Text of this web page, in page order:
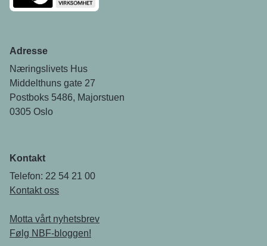
Adresse
Næringslivets Hus
Middelthuns gate 27
Postboks 5486, Majorstuen
0305 Oslo
Kontakt
Telefon: 22 54 21 00
Kontakt oss
Motta vårt nyhetsbrev
Følg NBF-bloggen!